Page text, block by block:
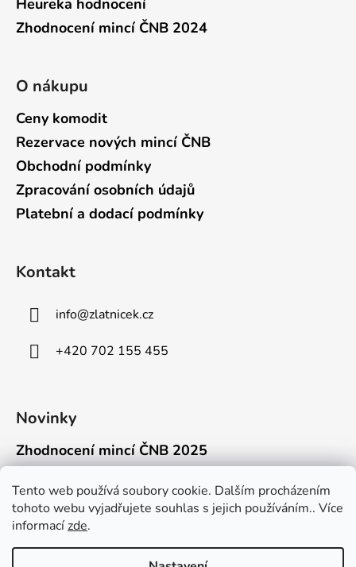
Tento web používá soubory cookie. Dalším procházením
tohoto webu vyjadřujete souhlas s jejich používáním.. Více
informacízde.
Heureka hodnocení
Zhodnocení mincí ČNB 2024
O nákupu
Ceny komodit
Rezervace nových mincí ČNB
Obchodní podmínky
Zpracování osobních údajů
Platební a dodací podmínky
Kontakt
info@zlatnicek.cz
+420 702 155 455
Novinky
Zhodnocení mincí ČNB 2025
Připravili jsme pro vás jednoduchý a př...
Mýty o přepravě zlatých mincí mimo EU
Kdo někdy držel v ruce zlatou minci Wie...